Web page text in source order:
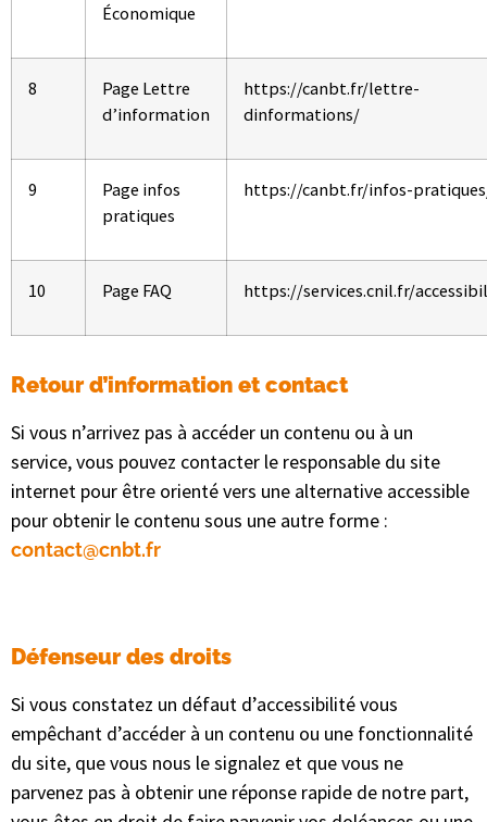
Économique
8
Page Lettre
d’information
https://canbt.fr/lettre-
dinformations/
9
Page infos
pratiques
https://canbt.fr/infos-
10 Page FAQ https://services.cnil.fr/
Retour d’information et contact
Si vous n’arrivez pas à accéder un contenu ou à un
service, vous pouvez contacter le responsable du site
internet pour être orienté vers une alternative accessible
pour obtenir le contenu sous une autre forme :
contact@cnbt.fr
Défenseur des droits
Si vous constatez un défaut d’accessibilité vous
empêchant d’accéder à un contenu ou une fonctionnalité
du site, que vous nous le signalez et que vous ne
parvenez pas à obtenir une réponse rapide de notre part,